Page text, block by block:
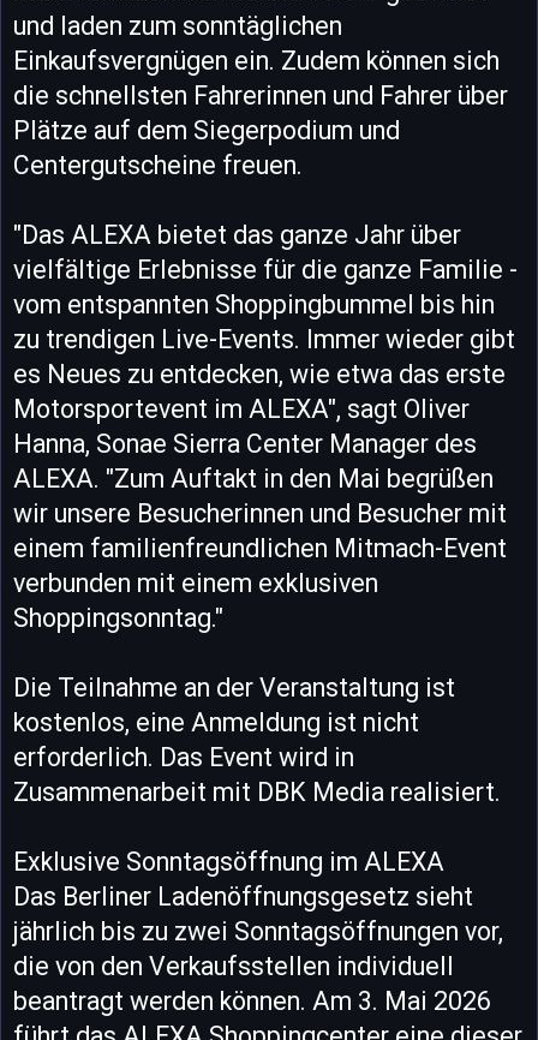
und laden zum sonntäglichen
Einkaufsvergnügen ein. Zudem können sich
die schnellsten Fahrerinnen und Fahrer über
Plätze auf dem Siegerpodium und
Centergutscheine freuen.
"Das ALEXA bietet das ganze Jahr über
vielfältige Erlebnisse für die ganze Familie -
vom entspannten Shoppingbummel bis hin
zu trendigen Live-Events. Immer wieder gibt
es Neues zu entdecken, wie etwa das erste
Motorsportevent im ALEXA", sagt Oliver
Hanna, Sonae Sierra Center Manager des
ALEXA. "Zum Auftakt in den Mai begrüßen
wir unsere Besucherinnen und Besucher mit
einem familienfreundlichen Mitmach-Event
verbunden mit einem exklusiven
Shoppingsonntag."
Die Teilnahme an der Veranstaltung ist
kostenlos, eine Anmeldung ist nicht
erforderlich. Das Event wird in
Zusammenarbeit mit DBK Media realisiert.
Exklusive Sonntagsöffnung im ALEXA
Das Berliner Ladenöffnungsgesetz sieht
jährlich bis zu zwei Sonntagsöffnungen vor,
die von den Verkaufsstellen individuell
beantragt werden können. Am 3. Mai 2026